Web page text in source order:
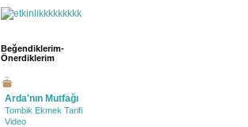
Beğendiklerim-
Önerdiklerim
Arda'nın Mutfağı
Tombik Ekmek Tarifi
Video